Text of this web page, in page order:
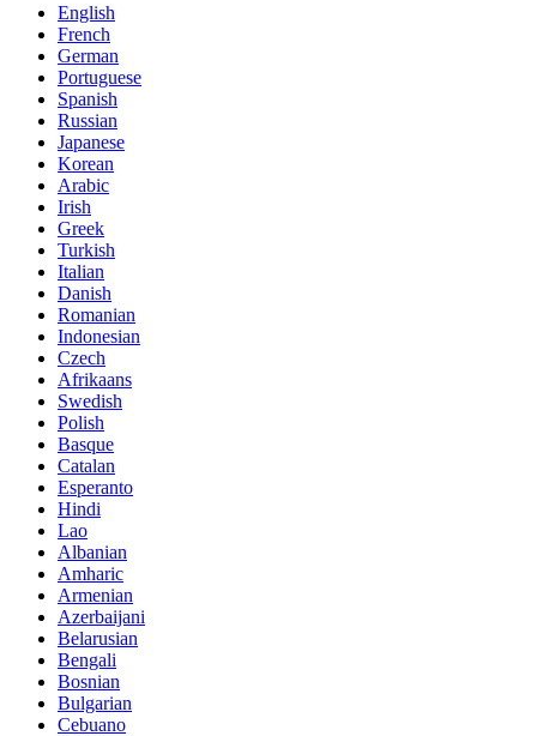
English
French
German
Portuguese
Spanish
Russian
Japanese
Korean
Arabic
Irish
Greek
Turkish
Italian
Danish
Romanian
Indonesian
Czech
Afrikaans
Swedish
Polish
Basque
Catalan
Esperanto
Hindi
Lao
Albanian
Amharic
Armenian
Azerbaijani
Belarusian
Bengali
Bosnian
Bulgarian
Cebuano